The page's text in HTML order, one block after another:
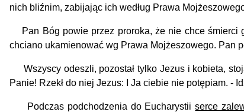
nich bliźnim, zabijając ich według Prawa
Pan Bóg powie przez proroka, że nie chce śmierci
chciano ukamienować wg Prawa Mojżeszowego. Pan
Wszyscy odeszli, pozostał tylko Jezus i kobieta,
Panie! Rzekł do niej Jezus: I Ja ciebie nie potępiam. -
Podczas podchodzenia do Eucharystiiserce